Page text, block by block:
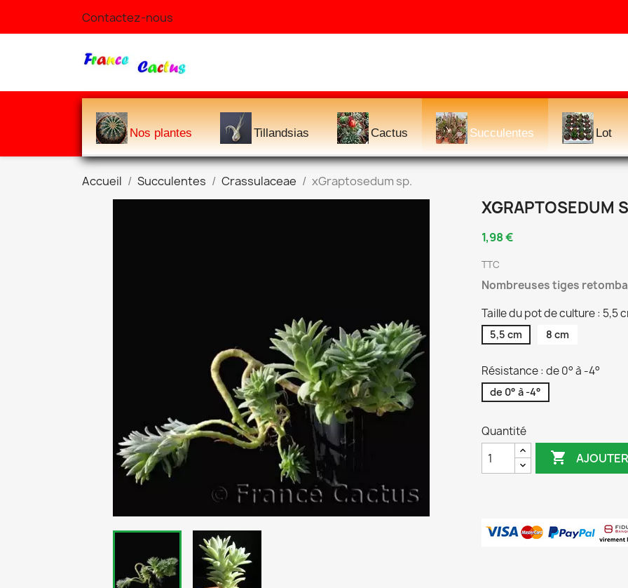
Contactez-nous
Nos plantes Tillandsias Cactus Succulentes Lot
Accueil Succulentes Crassulaceae xGraptosedum sp.
XGRAPTOSEDUM
1,98 €
TTC
Nombreuses tiges
Taille du pot de culture : 5,5
5,5 cm 8 cm
Résistance : de 0° à -4°
de 0° à -4°
Quantité
